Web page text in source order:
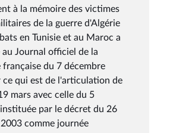
à la mémoire des victimes
de la guerre d'Algérie
en Tunisie et au Maroc a
Journal officiel de la
française du 7 décembre
ce qui est de l'articulation de
mars avec celle du 5
par le décret du 26
comme journée